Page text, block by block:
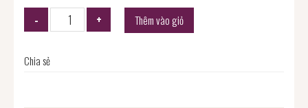
Thêm vào giỏ
Chia sẻ